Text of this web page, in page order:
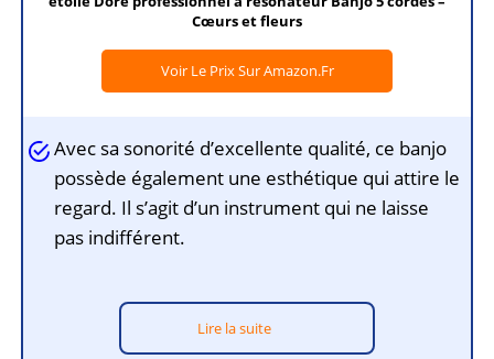
Cœurs et fleurs
Voir Le Prix Sur Amazon.fr
Avec sa sonorité d’excellente qualité, ce banjo
possède également une esthétique qui attire le
regard. Il s’agit d’un instrument qui ne laisse
pas indifférent.
Lire la suite